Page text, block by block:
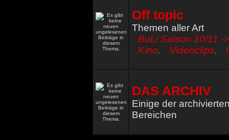
Off topic
Themen aller Art
BuLi Saison 10/11 -
Kino, Videoclips,
DAS ARCHIV
Einige der
Bereichen